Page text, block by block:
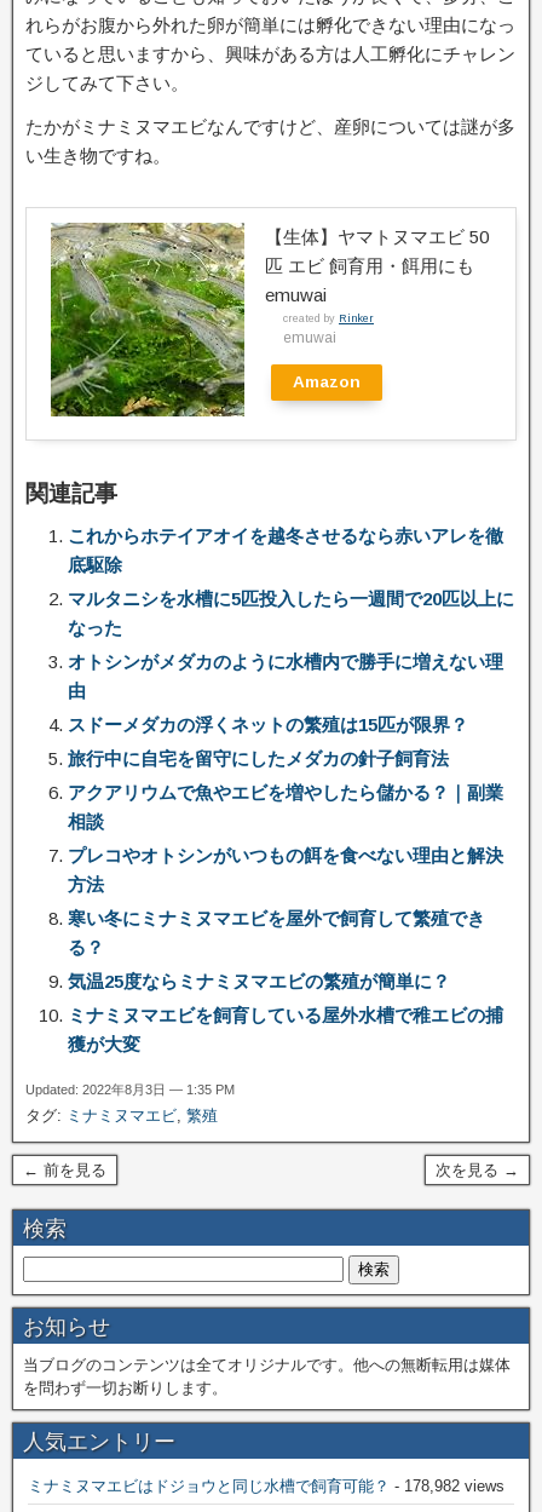
れらがお腹から外れた卵が簡単には孵化できない理由になっ
ていると思いますから、興味がある方は人工孵化にチャレン
ジしてみて下さい。
たかがミナミヌマエビなんですけど、産卵については謎が多
い生き物ですね。
【生体】ヤマトヌマエビ 50
匹 エビ 飼育用・餌用にも
emuwai
created by Rinker
emuwai
Amazon
関連記事
これからホテイアオイを越冬させるなら赤いアレを徹
底駆除
マルタニシを水槽に5匹投入したら一週間で20匹以上に
なった
オトシンがメダカのように水槽内で勝手に増えない理
由
スドーメダカの浮くネットの繁殖は15匹が限界？
旅行中に自宅を留守にしたメダカの針子飼育法
アクアリウムで魚やエビを増やしたら儲かる？｜副業
相談
プレコやオトシンがいつもの餌を食べない理由と解決
方法
寒い冬にミナミヌマエビを屋外で飼育して繁殖でき
る？
気温25度ならミナミヌマエビの繁殖が簡単に？
ミナミヌマエビを飼育している屋外水槽で稚エビの捕
獲が大変
Updated: 2022年8月3日 — 1:35 PM
タグ: ミナミヌマエビ, 繁殖
← 前を見る 次を見る →
検索
お知らせ
当ブログのコンテンツは全てオリジナルです。他への無断転用は媒体
を問わず一切お断りします。
人気エントリー
ミナミヌマエビはドジョウと同じ水槽で飼育可能？ - 178,982 views